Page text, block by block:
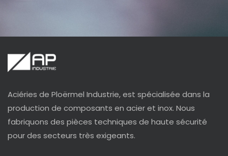
Aciéries de Ploërmel Industrie, est spécialisée dans la
production de composants en acier et inox. Nous
fabriquons des pièces techniques de haute sécurité
pour des secteurs très exigeants.